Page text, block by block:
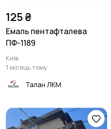
125 ₴
Емаль пентафталева
ПФ-1189
Київ
1 місяць тому
Талан ЛКМ